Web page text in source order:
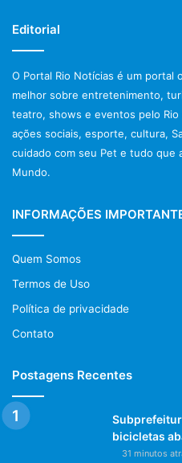
Editorial
O Portal Rio Notícias é um portal
melhor sobre entretenimento,
teatro, shows e eventos pelo
ações sociais, esporte, cultura,
cuidado com seu Pet e tudo que
Mundo.
INFORMAÇÕES
Quem Somos
Termos de Uso
Política de privacidade
Contato
Postagens Recentes
bicicletas
31 minutos